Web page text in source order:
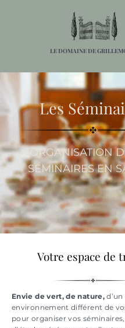
LE DOMAINE DE
Les
ORGANISATION
SÉMINAIRES EN
Votre espace de
Envie de vert, de nature, d’un
environnement différent de
pour organiser vos